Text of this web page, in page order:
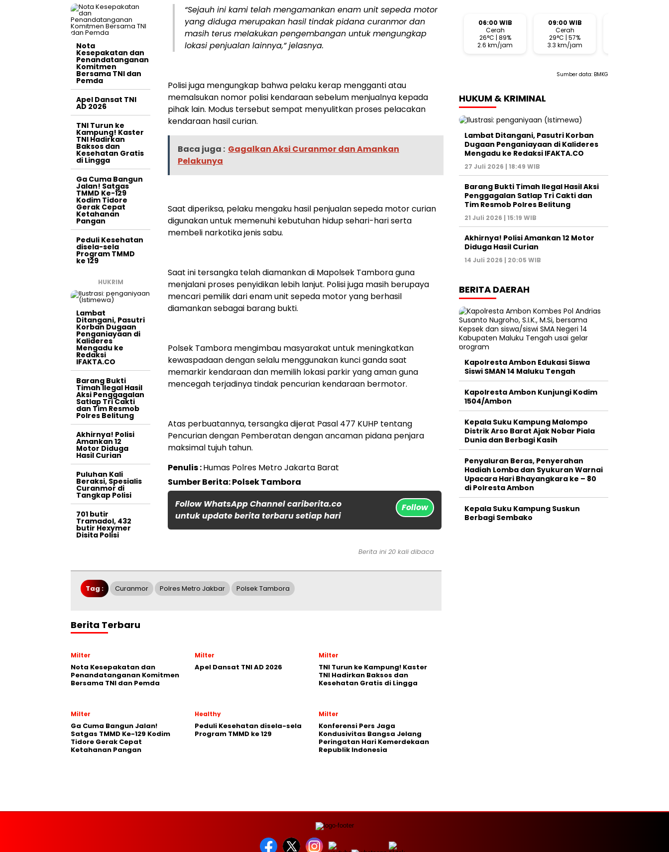
“Sejauh ini kami telah mengamankan enam unit sepeda motor
yang diduga merupakan hasil tindak pidana curanmor dan
masih terus melakukan pengembangan untuk mengungkap
lokasi penjualan lainnya,” jelasnya.
Polisi juga mengungkap bahwa pelaku kerap mengganti atau
memalsukan nomor polisi kendaraan sebelum menjualnya kepada
pihak lain. Modus tersebut sempat menyulitkan proses pelacakan
kendaraan hasil curian.
Baca juga : Gagalkan Aksi Curanmor dan Amankan
Pelakunya
Saat diperiksa, pelaku mengaku hasil penjualan sepeda motor curian
digunakan untuk memenuhi kebutuhan hidup sehari-hari serta
membeli narkotika jenis sabu.
Saat ini tersangka telah diamankan di Mapolsek Tambora guna
menjalani proses penyidikan lebih lanjut. Polisi juga masih berupaya
mencari pemilik dari enam unit sepeda motor yang berhasil
diamankan sebagai barang bukti.
Polsek Tambora mengimbau masyarakat untuk meningkatkan
kewaspadaan dengan selalu menggunakan kunci ganda saat
memarkir kendaraan dan memilih lokasi parkir yang aman guna
mencegah terjadinya tindak pencurian kendaraan bermotor.
Atas perbuatannya, tersangka dijerat Pasal 477 KUHP tentang
Pencurian dengan Pemberatan dengan ancaman pidana penjara
maksimal tujuh tahun.
Penulis :Humas Polres Metro Jakarta Barat
Sumber Berita: Polsek Tambora
Follow WhatsApp Channel cariberita.co
untuk update berita terbaru setiap hari
Follow
Nota
Kesepakatan dan
Penandatanganan
Komitmen
Bersama TNI dan
Pemda
Apel Dansat TNI
AD 2026
TNI Turun ke
Kampung! Kaster
TNI Hadirkan
Baksos dan
Kesehatan Gratis
di Lingga
Ga Cuma Bangun
Jalan! Satgas
TMMD Ke-129
Kodim Tidore
Gerak Cepat
Ketahanan
Pangan
Peduli Kesehatan
disela-sela
Program TMMD
ke 129
HUKRIM
Lambat
Ditangani, Pasutri
Korban Dugaan
Penganiayaan di
Kalideres
Mengadu ke
Redaksi
IFAKTA.CO
Barang Bukti
Timah Ilegal Hasil
Aksi Penggagalan
Satlap Tri Cakti
dan Tim Resmob
Polres Belitung
Akhirnya! Polisi
Amankan 12
Motor Diduga
Hasil Curian
Puluhan Kali
Beraksi, Spesialis
Curanmor di
Tangkap Polisi
701 butir
Tramadol, 432
butir Hexymer
Disita Polisi
Berita ini 20 kali dibaca
Tag : Curanmor Polres Metro Jakbar Polsek Tambora
Berita Terbaru
Milter
Nota Kesepakatan dan
Penandatanganan Komitmen
Bersama TNI dan Pemda
Milter
Apel Dansat TNI AD 2026
Milter
TNI Turun ke Kampung! Kaster
TNI Hadirkan Baksos dan
Kesehatan Gratis di Lingga
Milter
Ga Cuma Bangun Jalan!
Satgas TMMD Ke-129 Kodim
Tidore Gerak Cepat
Ketahanan Pangan
Healthy
Peduli Kesehatan disela-sela
Program TMMD ke 129
Milter
Konferensi Pers Jaga
Kondusivitas Bangsa Jelang
Peringatan Hari Kemerdekaan
Republik Indonesia
06:00 WIB
Cerah
26°C | 89%
2.6 km/jam
09:00 WIB
Cerah
29°C | 57%
3.3 km/jam
Sumber data: BMKG
HUKUM & KRIMINAL
Lambat Ditangani, Pasutri Korban
Dugaan Penganiayaan di Kalideres
Mengadu ke Redaksi IFAKTA.CO
27 Juli 2026 | 18:49 WIB
Barang Bukti Timah Ilegal Hasil Aksi
Penggagalan Satlap Tri Cakti dan
Tim Resmob Polres Belitung
21 Juli 2026 | 15:19 WIB
Akhirnya! Polisi Amankan 12 Motor
Diduga Hasil Curian
14 Juli 2026 | 20:05 WIB
BERITA DAERAH
Kapolresta Ambon Edukasi Siswa
Siswi SMAN 14 Maluku Tengah
Kapolresta Ambon Kunjungi Kodim
1504/Ambon
Kepala Suku Kampung Malompo
Distrik Arso Barat Ajak Nobar Piala
Dunia dan Berbagi Kasih
Penyaluran Beras, Penyerahan
Hadiah Lomba dan Syukuran Warnai
Upacara Hari Bhayangkara ke – 80
di Polresta Ambon
Kepala Suku Kampung Suskun
Berbagi Sembako